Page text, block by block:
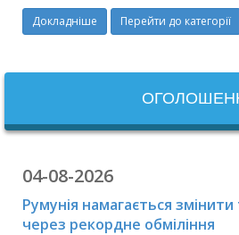
Докладніше Перейти до категорії
04-08-2026
Румунія намагається
через рекордне обміління